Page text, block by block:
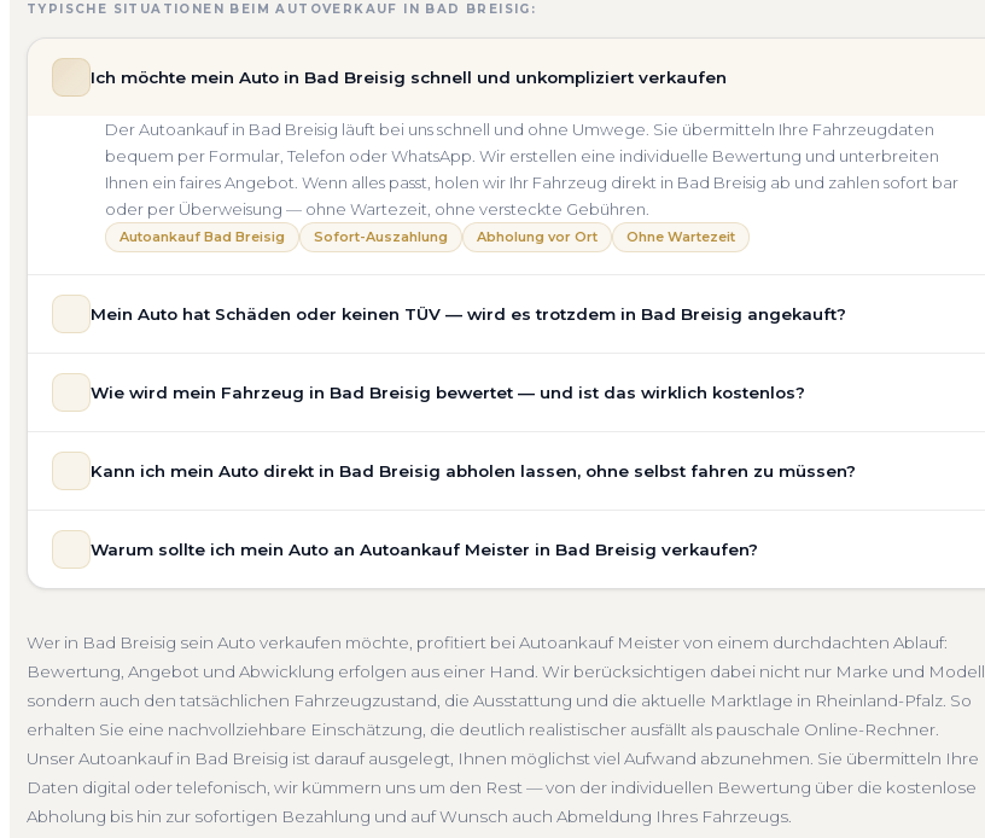
TYPISCHE SITUATIONEN BEIM AUTOVERKAUF IN BAD BREISIG:
Ich möchte mein Auto in Bad Breisig schnell und unkompliziert verkaufen
Der Autoankauf in Bad Breisig läuft bei uns schnell und ohne Umwege. Sie übermitteln Ihre Fahrzeugdaten
bequem per Formular, Telefon oder WhatsApp. Wir erstellen eine individuelle Bewertung und unterbreiten
Ihnen ein faires Angebot. Wenn alles passt, holen wir Ihr Fahrzeug direkt in Bad Breisig ab und zahlen sofort bar
oder per Überweisung — ohne Wartezeit, ohne versteckte Gebühren.
Autoankauf Bad Breisig Sofort-Auszahlung Abholung vor Ort Ohne Wartezeit
Mein Auto hat Schäden oder keinen TÜV — wird es trotzdem in Bad Breisig angekauft?
allgemeinem Reparaturbedarf direkt in Bad Breisig an. Der Zustand Ihres Fahrzeugs fließt transparent in unsere
Unfallwagen Bad Breisig Motorschaden Ohne TÜV Getriebeschaden Faire Bewertung
Wie wird mein Fahrzeug in Bad Breisig bewertet — und ist das wirklich kostenlos?
prüfen Marke, Modell, Baujahr, Kilometerstand, Ausstattung, Pflegezustand und die aktuelle Marktlage. So
Kostenlose Bewertung Marktwert Bad Breisig Unverbindlich Seriöse Einschätzung
Kann ich mein Auto direkt in Bad Breisig abholen lassen, ohne selbst fahren zu müssen?
Adresse — egal ob zu Hause, am Arbeitsplatz oder an einem Treffpunkt Ihrer Wahl in Bad Breisig und Umgebung.
Warum sollte ich mein Auto an Autoankauf Meister in Bad Breisig verkaufen?
ein verbindliches Angebot und auf Wunsch den kompletten Service von der Abholung bis zur Abmeldung. Über
4.800 zufriedene Kunden sprechen für sich.
Seit 2010 4.800+ Ankäufe Komplettservice Rheinland-Pfalz
Wer in Bad Breisig sein Auto verkaufen möchte, profitiert bei Autoankauf Meister von einem durchdachten Ablauf:
Bewertung, Angebot und Abwicklung erfolgen aus einer Hand. Wir berücksichtigen dabei nicht nur Marke und Modell,
sondern auch den tatsächlichen Fahrzeugzustand, die Ausstattung und die aktuelle Marktlage in Rheinland-Pfalz. So
erhalten Sie eine nachvollziehbare Einschätzung, die deutlich realistischer ausfällt als pauschale Online-Rechner.
Unser Autoankauf in Bad Breisig ist darauf ausgelegt, Ihnen möglichst viel Aufwand abzunehmen. Sie übermitteln Ihre
Daten digital oder telefonisch, wir kümmern uns um den Rest — von der individuellen Bewertung über die kostenlose
Abholung bis hin zur sofortigen Bezahlung und auf Wunsch auch Abmeldung Ihres Fahrzeugs.